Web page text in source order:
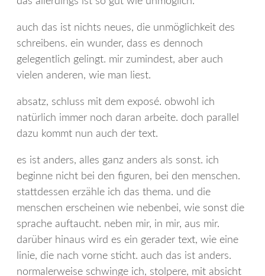
auch das ist nichts neues, die unmöglichkeit des
schreibens. ein wunder, dass es dennoch
gelegentlich gelingt. mir zumindest, aber auch
vielen anderen, wie man liest.
absatz, schluss mit dem exposé. obwohl ich
natürlich immer noch daran arbeite. doch parallel
dazu kommt nun auch der text.
es ist anders, alles ganz anders als sonst. ich
beginne nicht bei den figuren, bei den menschen.
stattdessen erzähle ich das thema. und die
menschen erscheinen wie nebenbei, wie sonst die
sprache auftaucht. neben mir, in mir, aus mir.
darüber hinaus wird es ein gerader text, wie eine
linie, die nach vorne sticht. auch das ist anders.
normalerweise schwinge ich, stolpere, mit absicht